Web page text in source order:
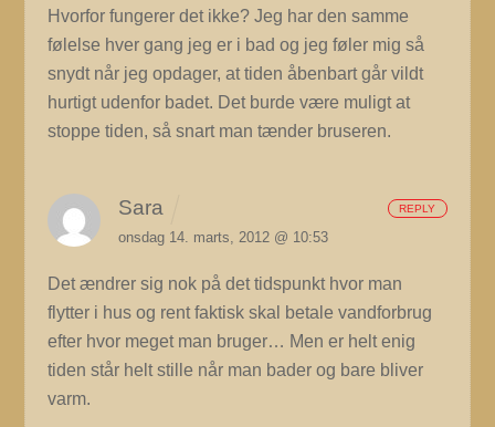
Hvorfor fungerer det ikke? Jeg har den samme
følelse hver gang jeg er i bad og jeg føler mig så
snydt når jeg opdager, at tiden åbenbart går vildt
hurtigt udenfor badet. Det burde være muligt at
stoppe tiden, så snart man tænder bruseren.
Sara
onsdag 14. marts, 2012 @ 10:53
Det ændrer sig nok på det tidspunkt hvor man
flytter i hus og rent faktisk skal betale vandforbrug
efter hvor meget man bruger… Men er helt enig
tiden står helt stille når man bader og bare bliver
varm.
REPLY